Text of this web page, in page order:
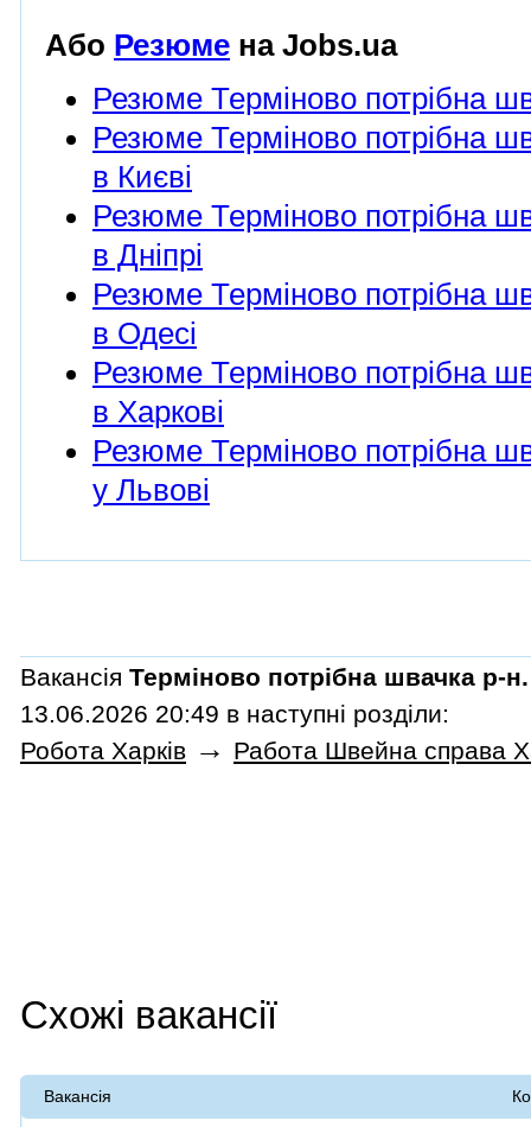
Або Резюме на Jobs.ua
Резюме Терміново потрібна
Резюме Терміново потрібна
в Києві
Резюме Терміново потрібна
в Дніпрі
Резюме Терміново потрібна
в Одесі
Резюме Терміново потрібна
в Харкові
Резюме Терміново потрібна
у Львові
Вакансія Терміново потрібна швачка р-
13.06.2026 20:49 в наступні розділи:
Робота Харків → Работа Швейна справа
Схожі вакансії
Вакансія